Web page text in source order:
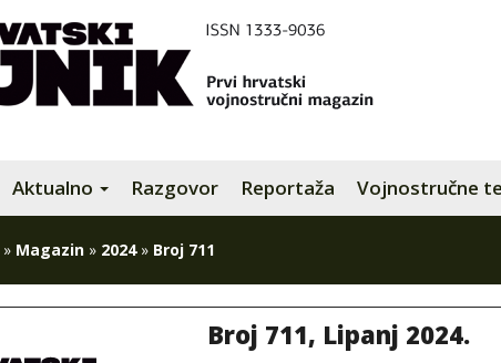
Aktualno Razgovor Reportaža Vojnostručne
» Magazin » 2024» Broj 711
Broj 711, Lipanj 2024.